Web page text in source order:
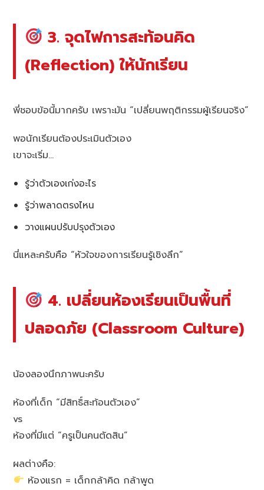
3. จุดไฟการสะท้อนคิด
(Reflection) ให้นักเรียน
พี่ชอบข้อนี้มากครับ เพราะมัน “เปลี่ยนพฤติกรรมผู้เรียนจริง”
พอนักเรียนต้องประเมินตัวเอง
เขาจะเริ่ม…
รู้ว่าตัวเองเก่งอะไร
รู้ว่าพลาดตรงไหน
วางแผนปรับปรุงตัวเอง
นี่แหละครับคือ “หัวใจของการเรียนรู้เชิงลึก”
4. เปลี่ยนห้องเรียนเป็นพื้นที่
ปลอดภัย (Classroom Culture)
น้องลองนึกภาพนะครับ
ห้องที่เด็ก “มีสิทธิ์สะท้อนตัวเอง”
vs
ห้องที่มีแต่ “ครูเป็นคนตัดสิน”
ผลต่างคือ:
ห้องแรก = เด็กกล้าคิด กล้าพูด